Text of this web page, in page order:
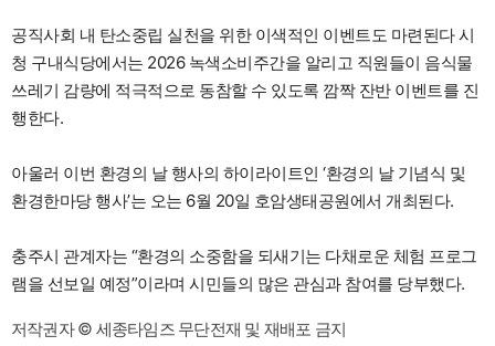
공직사회 내 탄소중립 실천을 위한 이색적인 이벤트도 마련된다 시
청 구내식당에서는 2026 녹색소비주간을 알리고 직원들이 음식물
쓰레기 감량에 적극적으로 동참할 수 있도록 깜짝 잔반 이벤트를 진
행한다.
아울러 이번 환경의 날 행사의 하이라이트인 ‘환경의 날 기념식 및
환경한마당 행사’는 오는 6월 20일 호암생태공원에서 개최된다.
충주시 관계자는 “환경의 소중함을 되새기는 다채로운 체험 프로그
램을 선보일 예정”이라며 시민들의 많은 관심과 참여를 당부했다.
저작권자 © 세종타임즈 무단전재 및 재배포 금지